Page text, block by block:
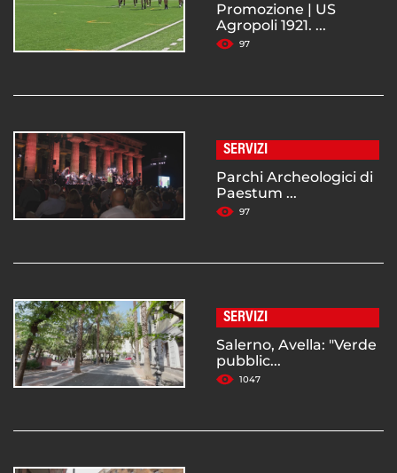
Promozione | US
Agropoli 1921. ...
97
SERVIZI
Parchi Archeologici di
Paestum ...
97
SERVIZI
Salerno, Avella: "Verde
pubblic...
1047